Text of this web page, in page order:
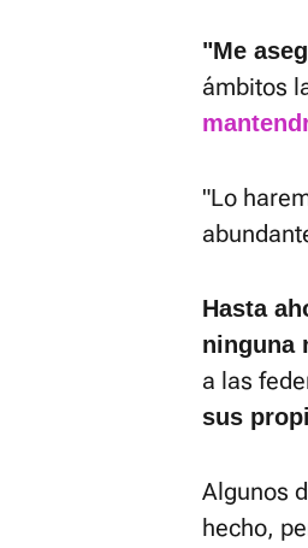
"Me
ámbitos
"Lo
Hasta
ninguna
a las
sus
Algunos
hecho,